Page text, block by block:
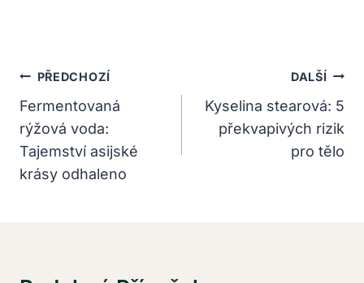
Navigace
Pro
Příspěvek
PŘEDCHOZÍ
Fermentovaná
rýžová voda:
Tajemství asijské
krásy odhaleno
DALŠÍ
Kyselina stearová: 5
překvapivých rizik
pro tělo